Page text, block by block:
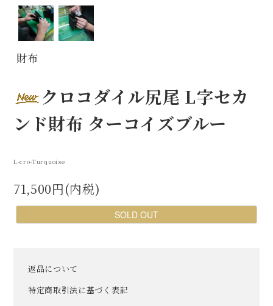
財布
クロコダイル尻尾 L字セカ
ンド財布 ターコイズブルー
L-cro-Turquoise
71,500円(内税)
SOLD OUT
返品について
特定商取引法に基づく表記